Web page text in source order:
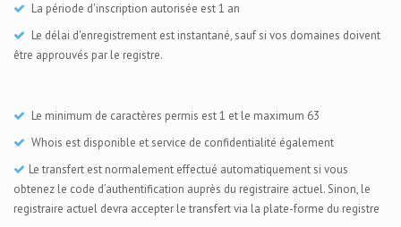
La période d'inscription autorisée est 1 an
Le délai d'enregistrement est instantané, sauf si vos domaines doivent
être approuvés par le registre.
Le minimum de caractères permis est 1 et le maximum 63
Whois est disponible et service de confidentialité également
Le transfert est normalement effectué automatiquement si vous
obtenez le code d’authentification auprès du registraire actuel. Sinon, le
registraire actuel devra accepter le transfert via la plate-forme du registre